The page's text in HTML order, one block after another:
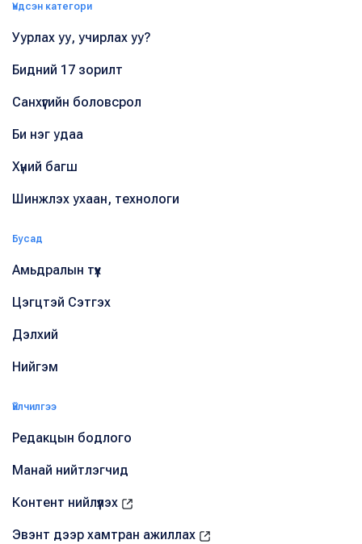
Үндсэн категори
Уурлах уу, учирлах уу?
Бидний 17 зорилт
Санхүүгийн боловсрол
Би нэг удаа
Хүний багш
Шинжлэх ухаан, технологи
Бусад
Амьдралын түүх
Цэгцтэй Сэтгэх
Дэлхий
Нийгэм
Үйлчилгээ
Редакцын бодлого
Манай нийтлэгчид
Контент нийлүүлэх
Эвэнт дээр хамтран ажиллах